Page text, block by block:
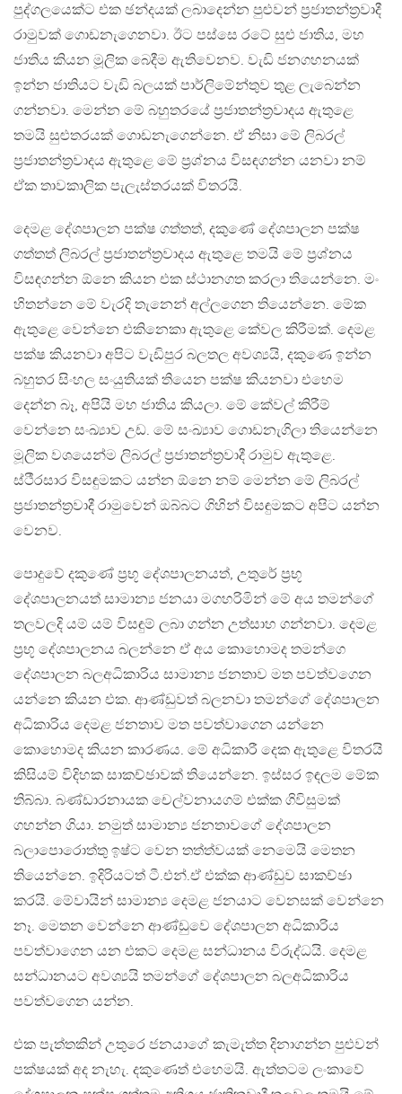
පුද්ගලයෙක්ට එක ඡන්දයක් ලබාදෙන්න පුළුවන් ප්‍රජාතන්ත්‍රවාදී
රාමුවක් ගොඩනැගෙනවා. ඊට පස්සෙ රටේ සුළු ජාතිය, මහ
ජාතිය කියන මූලික බෙදීම ඇතිවෙනව. වැඩි ජනගහනයක්
ඉන්න ජාතියට වැඩි බලයක් පාර්ලිමේන්තුව තුළ ලැබෙන්න
ගන්නවා. මෙන්න මේ බහුතරයේ ප්‍රජාතන්ත්‍රවාදය ඇතුළෙ
තමයි සුළුතරයක් ගොඩනැගෙන්නෙ. ඒ නිසා මේ ලිබරල්
ප්‍රජාතන්ත්‍රවාදය ඇතුළෙ මේ ප්‍රශ්නය විසඳගන්න යනවා නම්
ඒක තාවකාලික පැලැස්තරයක් විතරයි.
දෙමළ දේශපාලන පක්ෂ ගත්තත්, දකුණේ දේශපාලන පක්ෂ
ගත්තත් ලිබරල් ප්‍රජාතන්ත්‍රවාදය ඇතුළෙ තමයි මේ ප්‍රශ්නය
විසඳගන්න ඕනෙ කියන එක ස්ථානගත කරලා තියෙන්නෙ. මං
හිතන්නෙ මේ වැරදි තැනෙන් අල්ලගෙන තියෙන්නෙ. මේක
ඇතුළෙ වෙන්නෙ එකිනෙකා ඇතුළෙ කේවල කිරීමක්. දෙමළ
පක්ෂ කියනවා අපිට වැඩිපුර බලතල අවශ්‍යයි, දකුණෙ ඉන්න
බහුතර සිංහල සංයුතියක් තියෙන පක්ෂ කියනවා එහෙම
දෙන්න බෑ, අපියි මහ ජාතිය කියලා. මේ කේවල් කිරීම්
වෙන්නෙ සංඛ්‍යාව උඩ. මේ සංඛ්‍යාව ගොඩනැගිලා තියෙන්නෙ
මූලික වශයෙන්ම ලිබරල් ප්‍රජාතන්ත්‍රවාදී රාමුව ඇතුළෙ.
ස්ථීරසාර විසඳුමකට යන්න ඕනෙ නම් මෙන්න මේ ලිබරල්
ප්‍රජාතන්ත්‍රවාදී රාමුවෙන් ඔබ්බට ගිහින් විසඳුමකට අපිට යන්න
වෙනව.
පොදුවේ දකුණේ ප්‍රභූ දේශපාලනයත්, උතුරේ ප්‍රභූ
දේශපාලනයත් සාමාන්‍ය ජනයා මගහරිමින් මේ අය තමන්ගේ
තලවලදි යම් යම් විසඳුම් ලබා ගන්න උත්සාහ ගන්නවා. දෙමළ
ප්‍රභූ දේශපාලනය බලන්නෙ ඒ අය කොහොමද තමන්ගෙ
දේශපාලන බලඅධිකාරිය සාමාන්‍ය ජනතාව මත පවත්වගෙන
යන්නෙ කියන එක. ආණ්ඩුවත් බලනවා තමන්ගේ දේශපාලන
අධිකාරිය දෙමළ ජනතාව මත පවත්වාගෙන යන්නෙ
කොහොමද කියන කාරණය. මේ අධිකාරී දෙක ඇතුළෙ විතරයි
කිසියම් විදිහක සාකච්ඡාවක් තියෙන්නෙ. ඉස්සර ඉඳලම මේක
තිබ්බා. බණ්ඩාරනායක චෙල්වනායගම් එක්ක ගිවිසුමක්
ගහන්න ගියා. නමුත් සාමාන්‍ය ජනතාවගේ දේශපාලන
බලාපොරොත්තු ඉෂ්ට වෙන තත්ත්වයක් නෙමෙයි මෙතන
තියෙන්නෙ. ඉදිරියටත් ටී.එන්.ඒ එක්ක ආණ්ඩුව සාකච්ඡා
කරයි. මේවායින් සාමාන්‍ය දෙමළ ජනයාට වෙනසක් වෙන්නෙ
නෑ. මෙතන වෙන්නෙ ආණ්ඩුවෙ දේශපාලන අධිකාරිය
පවත්වාගෙන යන එකට දෙමළ සන්ධානය විරුද්ධයි. දෙමළ
සන්ධානයට අවශ්‍යයි තමන්ගේ දේශපාලන බලඅධිකාරිය
පවත්වගෙන යන්න.
එක පැත්තකින් උතුරෙ ජනයාගේ කැමැත්ත දිනාගන්න පුළුවන්
පක්ෂයක් අද නැහැ. දකුණෙත් එහෙමයි. ඇත්තටම ලංකාවේ